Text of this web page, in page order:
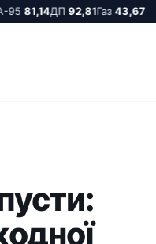
81,14ДП92,81Газ43,67